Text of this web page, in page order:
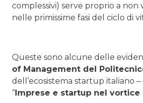
complessivi) serve proprio a
nelle primissime fasi del ciclo di
Queste sono alcune delle
of Management del
dell’ecosistema startup italiano
“Imprese e startup nel